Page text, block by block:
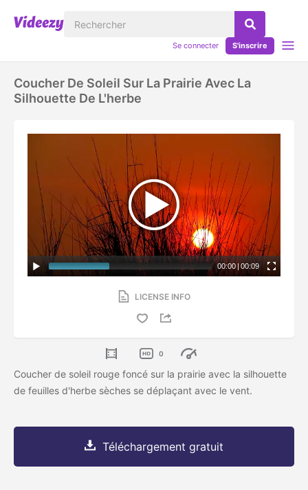
Se connecter S'inscrire
Coucher De Soleil Sur La Prairie Avec La
Silhouette De L'herbe
00:00 | 00:09
LICENSE INFO
0
Coucher de soleil rouge foncé sur la prairie avec la silhouette
de feuilles d'herbe sèches se déplaçant avec le vent.
Téléchargement gratuit